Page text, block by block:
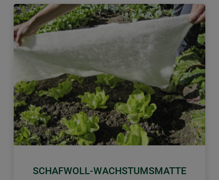
SCHAFWOLL-WACHSTUMSMATTE
Zurück Weiter